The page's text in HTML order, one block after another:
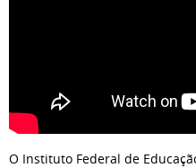
O Instituto Federal de